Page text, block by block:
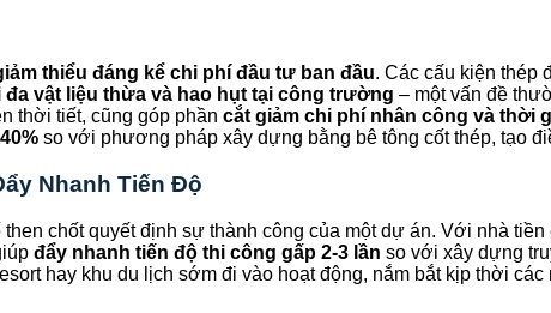
thiểu đáng kể chi phí đầu tư ban đầu. Các cấu kiện thép
đa vật liệu thừa và hao hụt tại công trường – một vấn đề
thời tiết, cũng góp phần cắt giảm chi phí nhân công và thời
so với phương pháp xây dựng bằng bê tông cốt thép, tạo
Nhanh Tiến Độ
chốt quyết định sự thành công của một dự án. Với nhà
đẩy nhanh tiến độ thi công gấp 2-3 lần so với xây dựng
hay khu du lịch sớm đi vào hoạt động, nắm bắt kịp thời